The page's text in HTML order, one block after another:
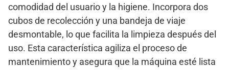
comodidad del usuario y la higiene. Incorpora dos
cubos de recolección y una bandeja de viaje
desmontable, lo que facilita la limpieza después del
uso. Esta característica agiliza el proceso de
mantenimiento y asegura que la máquina esté lista